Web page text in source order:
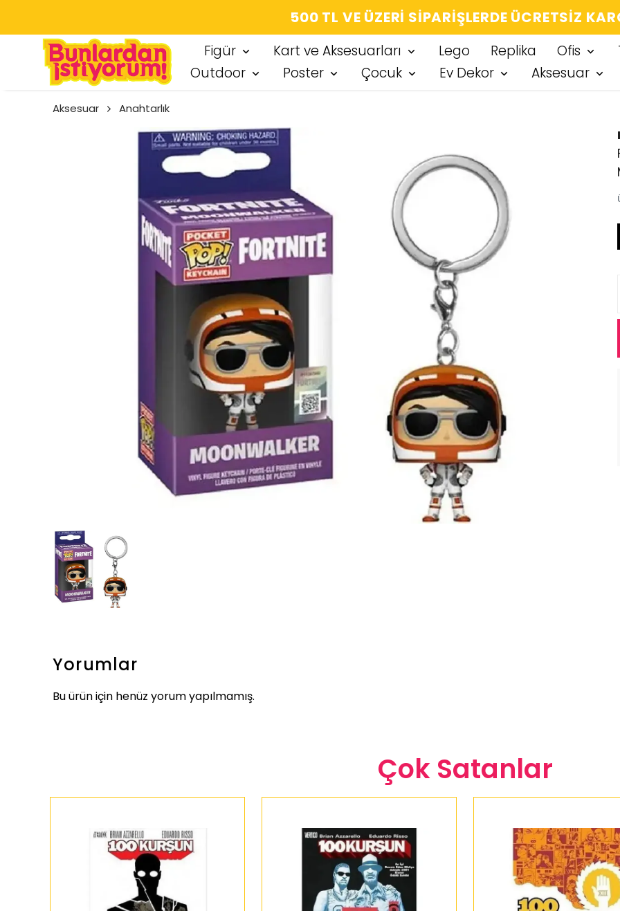
SEÇTIĞIN HER ÜRÜN, TARZINA DAIR KÜÇÜK BIR
Figür Kart ve Aksesuarları Lego Replika Ofis
Outdoor
Poster Çocuk Ev Dekor Aksesuar
Aksesuar Anahtarlık
Yorumlar
Bu ürün için henüz yorum yapılmamış.
Çok Satanlar